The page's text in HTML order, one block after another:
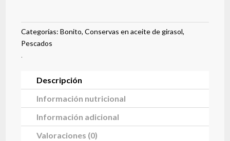
Categorías:Bonito,Conservas en aceite de girasol,
Pescados
.
Descripción
Información nutricional
Información adicional
Valoraciones (0)